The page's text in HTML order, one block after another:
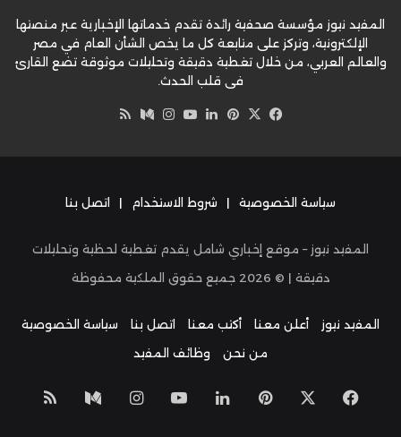
المفيد نيوز مؤسسة صحفية رائدة تقدم خدماتها الإخبارية عبر منصتها
الإلكترونية، وتركز على متابعة كل ما يخص الشأن العام في مصر
والعالم العربي، من خلال تغطية دقيقة وتحليلات موثوقة تضع القارئ
في قلب الحدث.
فيسبوك
‫X بينتيريست
لينكدإن‫YouTube
انستقرام
وسط
سياسة الخصوصية | شروط الاستخدام | اتصل بنا
المفيد نيوز – موقع إخباري شامل يقدم تغطية لحظية وتحليلات
دقيقة | © 2026 جميع حقوق الملكية محفوظة
المفيد نيوز أعلن معنا أكتب معنا اتصل بنا
سياسة الخصوصية
من نحن
وظائف المفيد
فيسبوك بينتيريست
لينكدإن‫YouTube
انستقراموسط